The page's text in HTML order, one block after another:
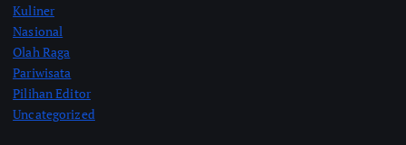
Kuliner
Nasional
Olah Raga
Pariwisata
Pilihan Editor
Uncategorized